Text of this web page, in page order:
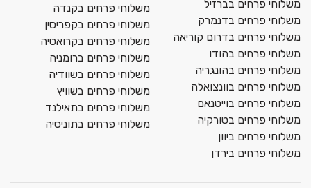
משלוחי פרחים בברזיל
משלוחי פרחים בדנמרק
משלוחי פרחים בדרום קוריאה
משלוחי פרחים בהודו
משלוחי פרחים בהונגריה
משלוחי פרחים בוונצואלה
משלוחי פרחים בוייטנאם
משלוחי פרחים בטורקיה
משלוחי פרחים ביוון
משלוחי פרחים בירדן
משלוחי פרחים בקנדה
משלוחי פרחים בקפריסין
משלוחי פרחים בקרואטיה
משלוחי פרחים ברומניה
משלוחי פרחים בשוודיה
משלוחי פרחים בשוויץ
משלוחי פרחים בתאילנד
משלוחי פרחים בתוניסיה